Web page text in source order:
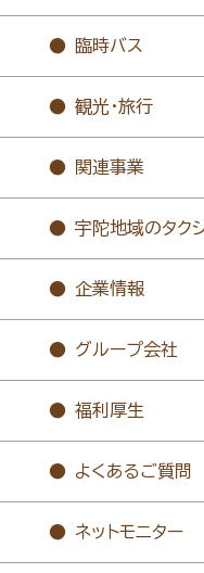
臨時バス
観光・旅行
関連事業
宇陀地域のタク
企業情報
グループ会社
福利厚生
よくあるご質問
ネットモニター